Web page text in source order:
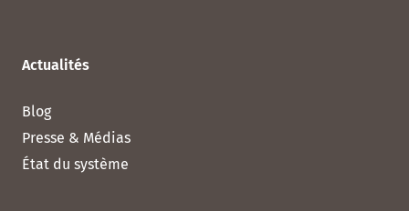
Actualités
Blog
Presse & Médias
État du système